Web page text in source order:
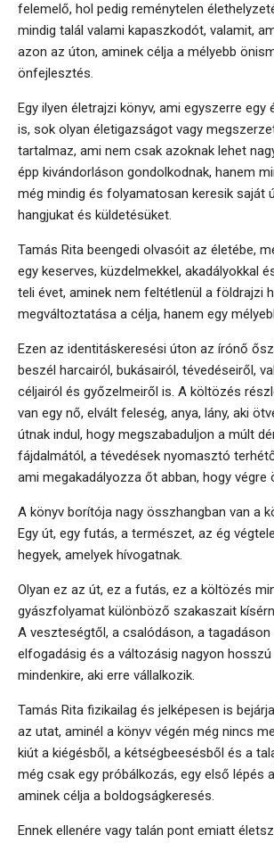
felemelő, hol pedig reménytelen
mindig talál valami kapaszkodót, valamit,
azon az úton, aminek célja a mélyebb
önfejlesztés.
Egy ilyen életrajzi könyv, ami egyszerre egy
is, sok olyan életigazságot vagy
tartalmaz, ami nem csak azoknak lehet
épp kivándorláson gondolkodnak, hanem
még mindig és folyamatosan keresik saját
hangjukat és küldetésüket.
Tamás Rita beengedi olvasóit az életébe,
egy keserves, küzdelmekkel, akadályokkal
teli évet, aminek nem feltétlenül a földrajzi
megváltoztatása a célja, hanem egy
Ezen az identitáskeresési úton az írónő
beszél harcairól, bukásairól, tévedéseiről,
céljairól és győzelmeiről is. A költözés
van egy nő, elvált feleség, anya, lány, aki
útnak indul, hogy megszabaduljon a múlt
fájdalmától, a tévedések nyomasztó
ami megakadályozza őt abban, hogy végre
A könyv borítója nagy összhangban van a
Egy út, egy futás, a természet, az ég
hegyek, amelyek hívogatnak.
Olyan ez az út, ez a futás, ez a költözés
gyászfolyamat különböző szakaszait
A veszteségtől, a csalódáson, a tagadáson
elfogadásig és a változásig nagyon
mindenkire, aki erre vállalkozik.
Tamás Rita fizikailag és jelképesen is
az utat, aminél a könyv végén még nincs
kiút a kiégésből, a kétségbeesésből és a
még csak egy próbálkozás, egy első lépés
aminek célja a boldogságkeresés.
Ennek ellenére vagy talán pont emiatt